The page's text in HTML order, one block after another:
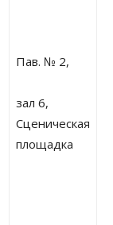
Пав. № 2,
зал 6,
Сценическая
площадка